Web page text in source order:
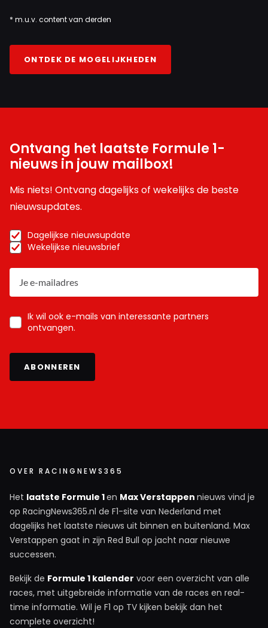
* m.u.v. content van derden
ONTDEK DE MOGELIJKHEDEN
Ontvang het laatste Formule 1-
nieuws in jouw mailbox!
Mis niets! Ontvang dagelijks of wekelijks de beste
nieuwsupdates.
Dagelijkse nieuwsupdate
Wekelijkse nieuwsbrief
Ik wil ook e-mails van interessante partners
ontvangen.
ABONNEREN
OVER RACINGNEWS365
Het laatste Formule 1en Max Verstappen nieuws vind je
op RacingNews365.nl de F1-site van Nederland met
dagelijks het laatste nieuws uit binnen en buitenland. Max
Verstappen gaat in zijn Red Bull op jacht naar nieuwe
successen.
Bekijk de Formule 1 kalender voor een overzicht van alle
races, met uitgebreide informatie van de races en real-
time informatie. Wil je F1 op TV kijken bekijk dan het
complete overzicht!